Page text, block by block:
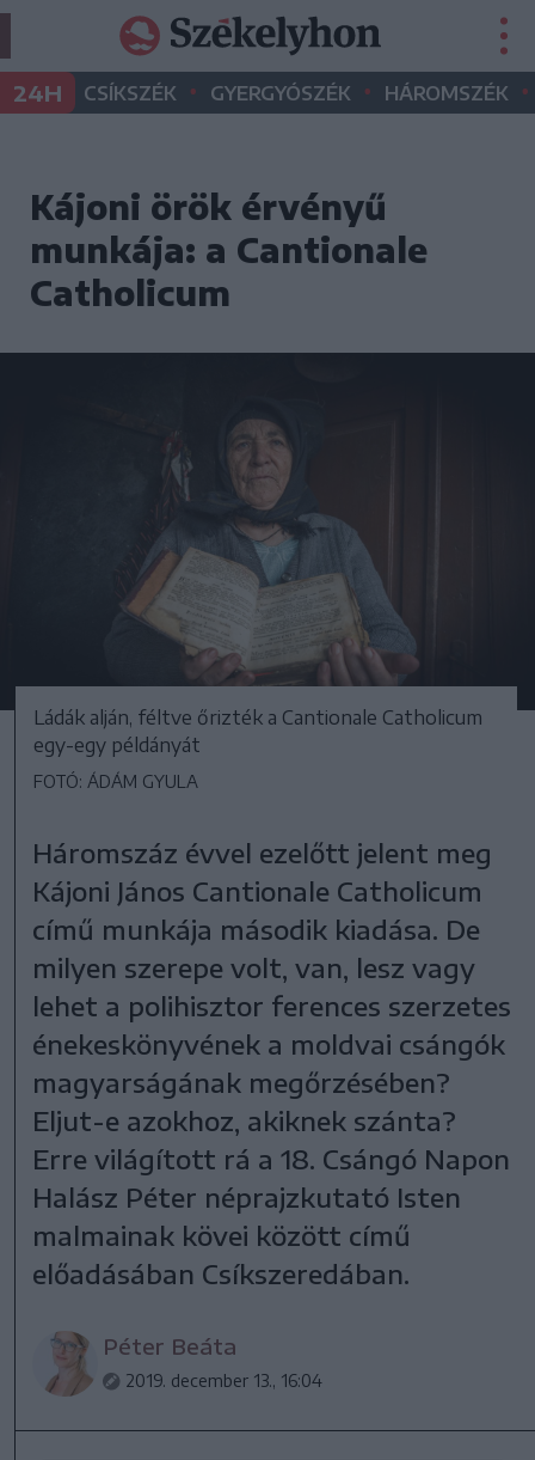
24H CSÍKSZÉK • GYERGYÓSZÉK • HÁROMSZÉK •
Kájoni örök érvényű
munkája: a Cantionale
Catholicum
Ládák alján, féltve őrizték a Cantionale Catholicum
egy-egy példányát
FOTÓ: ÁDÁM GYULA
Háromszáz évvel ezelőtt jelent meg
Kájoni János Cantionale Catholicum
című munkája második kiadása. De
milyen szerepe volt, van, lesz vagy
lehet a polihisztor ferences szerzetes
énekeskönyvének a moldvai csángók
magyarságának megőrzésében?
Eljut-e azokhoz, akiknek szánta?
Erre világított rá a 18. Csángó Napon
Halász Péter néprajzkutató Isten
malmainak kövei között című
előadásában Csíkszeredában.
Péter Beáta
2019. december 13., 16:04